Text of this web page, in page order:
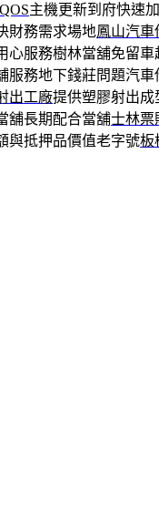
主機更新到府快速
財務需求場地鳳山汽車
心服務樹林當舖免留
服務地下錢莊問題汽
出工廠提供塑膠射出
舖長期配合當舖士林票
與抵押品價值老字號板